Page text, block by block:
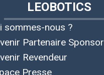
LEOBOTICS
sommes-nous ?
Partenaire Sponsor
Revendeur
Presse